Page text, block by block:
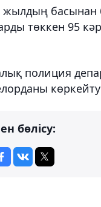
басынан
төккен 95
полиция
бөлісу: